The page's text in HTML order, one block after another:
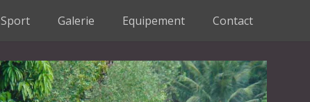
Sport Galerie Equipement Contact